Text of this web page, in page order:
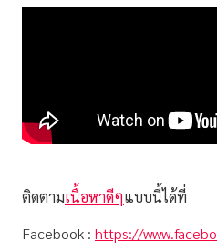
ติดตามเนื้อหาดีๆแบบนี้ได้ที่
Facebook : https://